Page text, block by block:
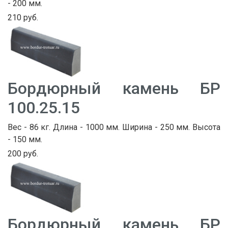
- 200 мм.
210 руб.
Бордюрный камень БР
100.25.15
Вес - 86 кг. Длина - 1000 мм. Ширина - 250 мм. Высота
- 150 мм.
200 руб.